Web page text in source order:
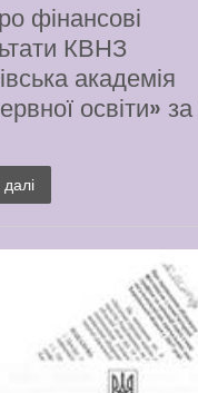
фінансові
КВНЗ
академія
освіти»